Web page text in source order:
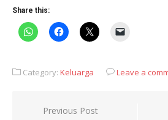
Share this:
Category: Keluarga Leave a
PostPrevious Post